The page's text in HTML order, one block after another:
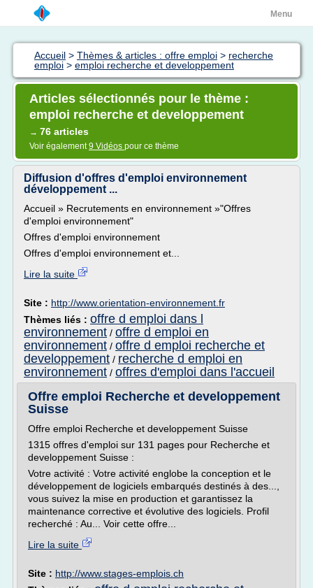
Menu
Accueil > Thèmes & articles : offre emploi > recherche
emploi > emploi recherche et developpement
Articles sélectionnés pour le thème :
emploi recherche et developpement
→ 76 articles
Voir également9 Vidéos pour ce thème
Diffusion d'offres d'emploi environnement
développement ...
Accueil » Recrutements en environnement »"Offres
d'emploi environnement"
Offres d'emploi environnement
Offres d'emploi environnement et...
Lire la suite
Site : http://www.orientation-environnement.fr
Thèmes liés : offre d emploi dans l
environnement / offre d emploi en
environnement / offre d emploi recherche et
developpement / recherche d emploi en
environnement / offres d'emploi dans l'accueil
Offre emploi Recherche et developpement
Suisse
Offre emploi Recherche et developpement Suisse
1315 offres d'emploi sur 131 pages pour Recherche et
developpement Suisse :
Votre activité : Votre activité englobe la conception et le
développement de logiciels embarqués destinés à des...,
vous suivez la mise en production et garantissez la
maintenance corrective et évolutive des logiciels. Profil
recherché : Au... Voir cette offre...
Lire la suite
Site : http://www.stages-emplois.ch